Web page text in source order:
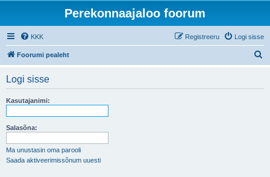
Perekonnaajaloo foorum
KKK Logi sisse
Registreeru
Foorumi pealeht
Logi sisse
Kasutajanimi:
Salasõna:
Ma unustasin oma parooli
Saada aktiveerimissõnum uuesti